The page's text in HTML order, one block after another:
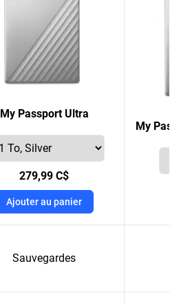
My Passport Ultra
279,99 C$
Ajouter au panier
My
Sauvegardes